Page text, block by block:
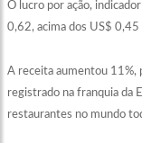
O lucro por ação,
0,62, acima dos US$ 0,45
A receita aumentou 11%,
registrado na franquia da
restaurantes no mundo